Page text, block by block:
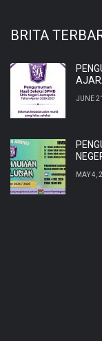
BRITA
JUNE
MAY 4,